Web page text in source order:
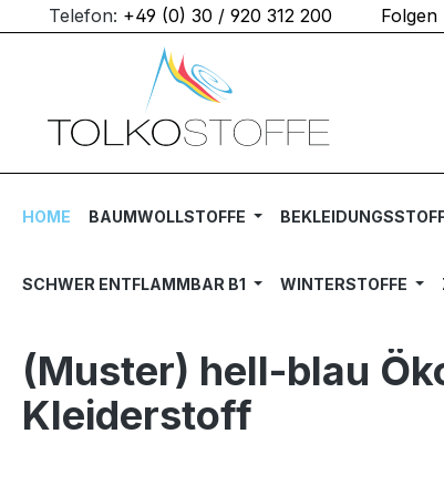
Hauptinhalt springen
Zur Suche springen
Zur Hauptnavigation springen
Telefon: +49 (0) 30 / 920 312 200
HOME BAUMWOLLSTOFFE
SCHWER ENTFLAMMBAR B1 WINTERSTOFFE
(Muster) hell-blau
Kleiderstoff